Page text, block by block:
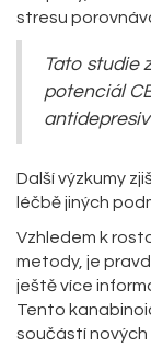
stresu
Tato studie
potenciál
Další výzkumy
léčbě jiných
Vzhledem k
metody, je
ještě více
Tento
součástí